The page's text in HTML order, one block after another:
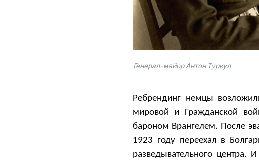
Генерал-майор Антон Туркул
Ребрендинг немцы
мировой и Гражданской
бароном Врангелем. После
1923 году переехал в
разведывательного центра.